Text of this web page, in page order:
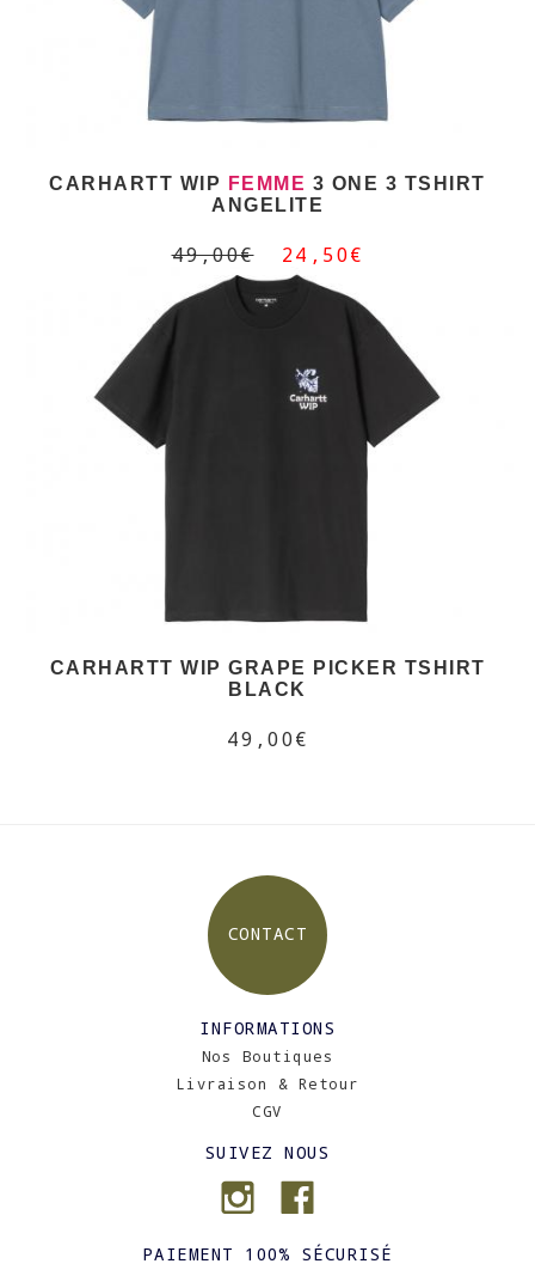
CARHARTT WIP FEMME 3 ONE 3 TSHIRT
ANGELITE
49,00€ 24,50€
CARHARTT WIP GRAPE PICKER TSHIRT
BLACK
49,00€
CONTACT
INFORMATIONS
Nos Boutiques
Livraison & Retour
CGV
SUIVEZ NOUS
PAIEMENT 100% SÉCURISÉ